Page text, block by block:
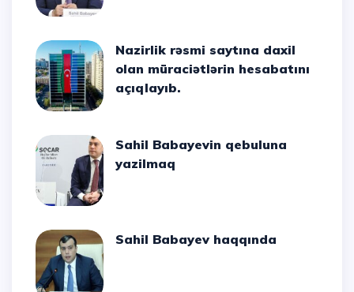
Nazirlik rəsmi saytına daxil
olan müraciətlərin hesabatını
açıqlayıb.
Sahil Babayevin qebuluna
yazilmaq
Sahil Babayev haqqında